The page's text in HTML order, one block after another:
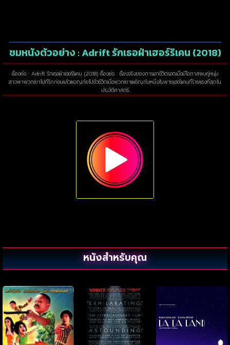
ชมหนังตัวอย่าง : Adrift รักเธอฝ่าเฮอร์ริเคน (2018)
เรื่องย่อ : Adrift รักเธอฝ่าเฮอร์ริเคน (2018) เรื่องย่อ : เรื่องจริงของการเอาชีวิตรอดเมื่อมีโอกาสพบคู่หนุ่ม
สาวพาพวกเขาไปที่รักก่อนแล้วผจญภัยไปชั่วชีวิตเมื่อพวกเขาเผชิญกับหนึ่งในพายุเฮอริเคนที่ร้ายแรงที่สุดใน
ประวัติศาสตร์
หนังสำหรับคุณ